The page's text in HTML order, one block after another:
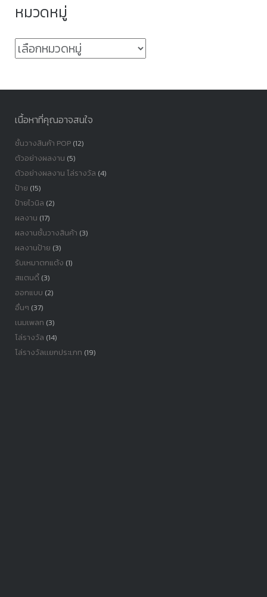
หมวดหมู่
หมวด
เนื้อหาที่คุณอาจสนใจ
ชั้นวางสินค้า POP(12)
ตัวอย่างผลงาน (5)
ตัวอย่างผลงาน โล่รางวัล (4)
ป้าย (15)
ป้ายไวนิล (2)
ผลงาน (17)
ผลงานชั้นวางสินค้า (3)
ผลงานป้าย (3)
รับเหมาตกแต้ง (1)
สแตนดี้(3)
ออกแบบ (2)
อื่นๆ (37)
เนมเพลท (3)
โล่รางวัล (14)
โล่รางวัลเเยกประเภท (19)